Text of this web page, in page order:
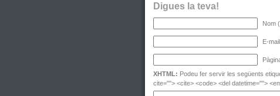
Digues la teva!
Nom
E-
XHTML: Podeu fer servir les següents
cite=""> <cite> <code> <del datetime="">